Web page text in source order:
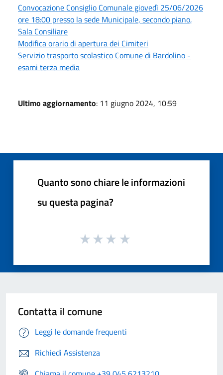
Convocazione Consiglio Comunale giovedì 25/06/2026
ore 18:00 presso la sede Municipale, secondo piano,
Sala Consiliare
Modifica orario di apertura dei Cimiteri
Servizio trasporto scolastico Comune di Bardolino -
esami terza media
Ultimo aggiornamento: 11 giugno 2024, 10:59
Quanto sono chiare le informazioni
su questa pagina?
Contatta il comune
Leggi le domande frequenti
Richiedi Assistenza